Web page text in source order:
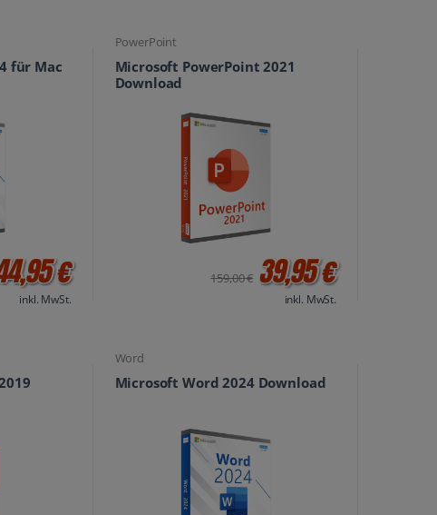
für Mac
€
inkl. MwSt.
PowerPoint
Microsoft PowerPoint 2021
Download
159,00 € 39,95 €
inkl. MwSt.
Word
Microsoft Word 2024 Download